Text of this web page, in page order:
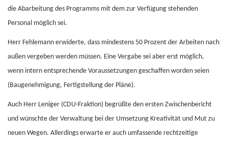
die Abarbeitung des Programms mit dem zur Verfügung stehenden
Personal möglich sei.
Herr Fehlemann erwiderte, dass mindestens 50 Prozent der Arbeiten nach
außen vergeben werden müssen. Eine Vergabe sei aber erst möglich,
wenn intern entsprechende Voraussetzungen geschaffen worden seien
(Baugenehmigung, Fertigstellung der Pläne).
Auch Herr Leniger (CDU-Fraktion) begrüßte den ersten Zwischenbericht
und wünschte der Verwaltung bei der Umsetzung Kreativität und Mut zu
neuen Wegen. Allerdings erwarte er auch umfassende rechtzeitige